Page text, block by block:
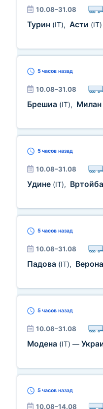
10.08–31.08
Турин (IT), Асти (IT)
5 часов назад
10.08–31.08
Брешиа (IT), Милан
5 часов назад
10.08–31.08
Удине (IT), Вртойба
5 часов назад
10.08–31.08
Падова (IT), Верона
5 часов назад
10.08–31.08
Модена (IT) —
5 часов назад
10.08–14.08